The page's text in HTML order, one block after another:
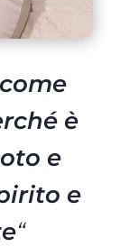
è
e
e
“